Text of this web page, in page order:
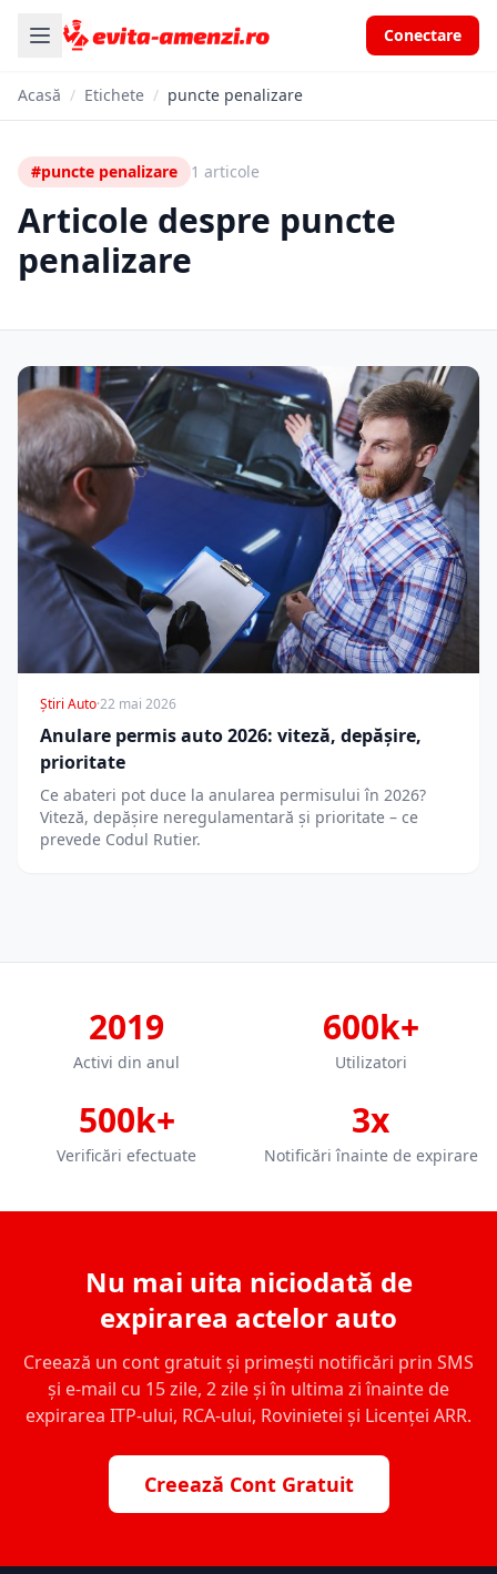
Conectare
Acasă / Etichete / puncte penalizare
#puncte penalizare 1 articole
Articole despre puncte
penalizare
Știri Auto·22 mai 2026
Anulare permis auto 2026: viteză, depășire,
prioritate
Ce abateri pot duce la anularea permisului în 2026?
Viteză, depășire neregulamentară și prioritate – ce
prevede Codul Rutier.
2019
Activi din anul
600k+
Utilizatori
500k+
Verificări efectuate
3x
Notificări înainte de expirare
Nu mai uita niciodată de
expirarea actelor auto
Creează un cont gratuit și primești notificări prin SMS
și e-mail cu 15 zile, 2 zile și în ultima zi înainte de
expirarea ITP-ului, RCA-ului, Rovinietei și Licenței ARR.
Creează Cont Gratuit